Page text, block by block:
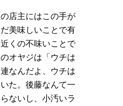
店主にはこの手が
美味しいことで有
くの不味いことで
オヤジは「ウチは
なんだよ、ウチは
た。後藤なんて一
ないし、小汚いラ